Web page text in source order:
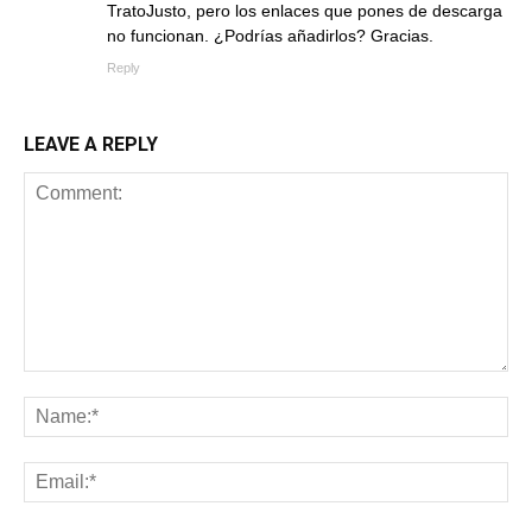
TratoJusto, pero los enlaces que pones de descarga
no funcionan. ¿Podrías añadirlos? Gracias.
Reply
LEAVE A REPLY